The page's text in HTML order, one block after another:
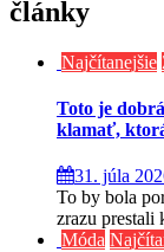
články
Najčítanejšie
Toto je
klamať,
31. júla
To by bola
zrazu prestali
Móda